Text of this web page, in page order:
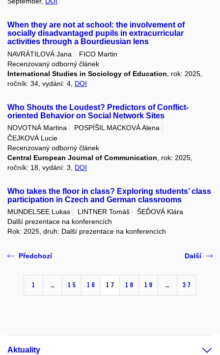
When they are not at school: the involvement of
socially disadvantaged pupils in extracurricular
activities through a Bourdieusian lens
NAVRÁTILOVÁ Jana
FICO Martin
Recenzovaný odborný článek
International Studies in Sociology of Education , rok: 2025,
ročník: 34, vydání: 4, DOI
Who Shouts the Loudest? Predictors of Conflict-
oriented Behavior on Social Network Sites
NOVOTNÁ Martina
POSPÍŠIL MACKOVÁ Alena
ČEJKOVÁ Lucie
Recenzovaný odborný článek
Central European Journal of Communication , rok: 2025,
ročník: 18, vydání: 3, DOI
Who takes the floor in class? Exploring students’ class
participation in Czech and German classrooms
MUNDELSEE Lukas LINTNER Tomáš
ŠEĎOVÁ Klára
Další prezentace na konferencích
Rok: 2025, druh: Další prezentace na konferencích
Předchozí
1 … 15 16 17 18 19 … 37
Další
Aktuality